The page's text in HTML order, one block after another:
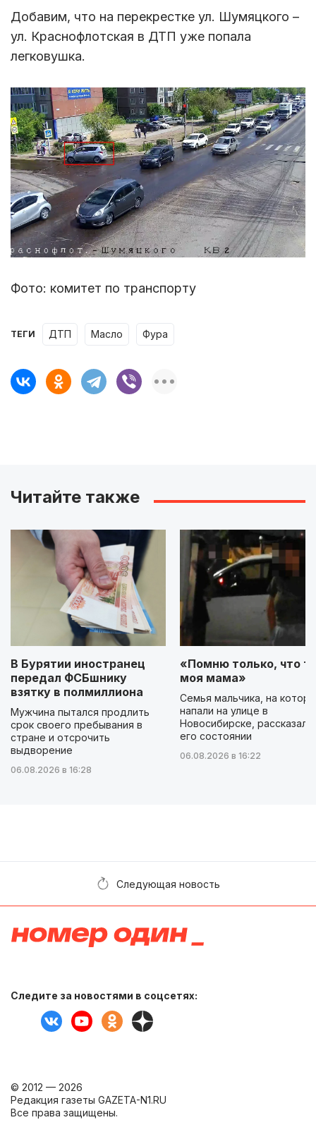
Добавим, что на перекрестке ул. Шумяцкого –
ул. Краснофлотская в ДТП уже попала
легковушка.
Фото: комитет по транспорту
ТЕГИ ДТП масло фура
Читайте также
В Бурятии иностранец
передал ФСБшнику
взятку в полмиллиона
Мужчина пытался продлить
срок своего пребывания в
стране и отсрочить
выдворение
06.08.2026 в 16:28
«Помню только, что
моя мама»
Семья мальчика, на
напали на улице в
Новосибирске, рассказала
его состоянии
06.08.2026 в 16:22
Следующая новость
Следите за новостями в соцсетях:
© 2012 — 2026
Редакция газеты GAZETA-N1.RU
Все права защищены.